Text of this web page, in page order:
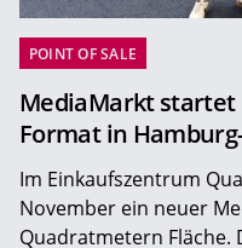
POINT OF SALE
MediaMarkt startet
Format in
Im Einkaufszentrum
November ein neuer
Quadratmetern Fläche.